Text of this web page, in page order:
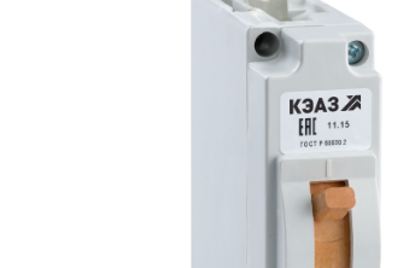
Сопутствующие товары
Электромонтажные изделия